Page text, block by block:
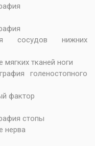
сосудов нижних
мягких тканей ноги
голеностопного
фактор
стопы
нерва